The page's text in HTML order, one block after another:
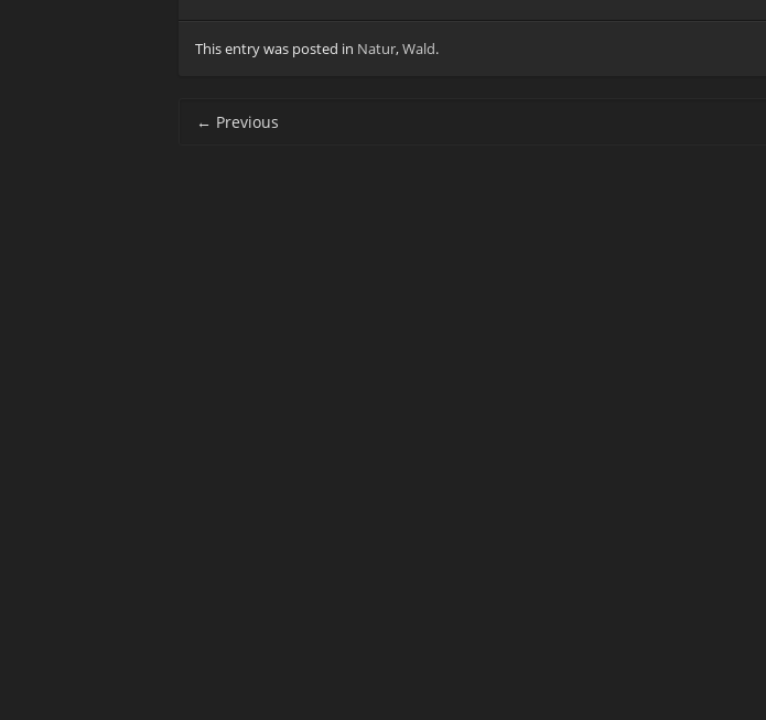
This entry was posted in Natur,Wald.
Post navigation
← Previous